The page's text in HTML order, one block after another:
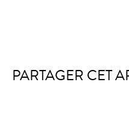
PARTAGER CET